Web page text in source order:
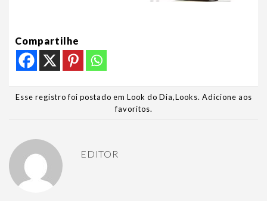
Compartilhe
Esse registro foi postado em Look do Dia,Looks. Adicione aos
favoritos.
EDITOR